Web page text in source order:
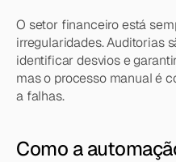
O setor financeiro está
irregularidades. Auditorias
identificar desvios e
mas o processo manual é
a falhas.
Como a